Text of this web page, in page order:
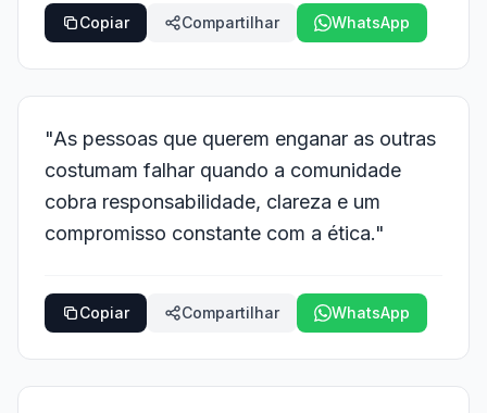
Copiar Compartilhar WhatsApp
"As pessoas que querem enganar as outras
costumam falhar quando a comunidade
cobra responsabilidade, clareza e um
compromisso constante com a ética."
Copiar Compartilhar WhatsApp